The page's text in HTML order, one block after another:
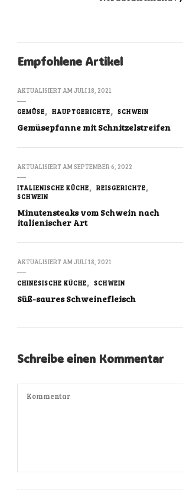
Empfohlene Artikel
AKTUALISIERT AMJULI 18, 2021
GEMÜSE HAUPTGERICHTE SCHWEIN
Gemüsepfanne mit Schnitzelstreifen
AKTUALISIERT AMSEPTEMBER 6, 2022
ITALIENISCHE KÜCHE
REISGERICHTE
SCHWEIN
Minutensteaks vom Schwein nach
italienischer Art
AKTUALISIERT AMJULI 18, 2021
CHINESISCHE KÜCHE SCHWEIN
Süß-saures Schweinefleisch
Schreibe einen Kommentar